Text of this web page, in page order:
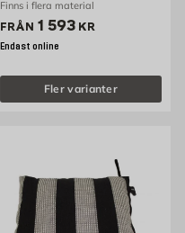
Finns i flera material
FRÅN Pris 1593 kr
1 593 KR
Endast online
Fler varianter